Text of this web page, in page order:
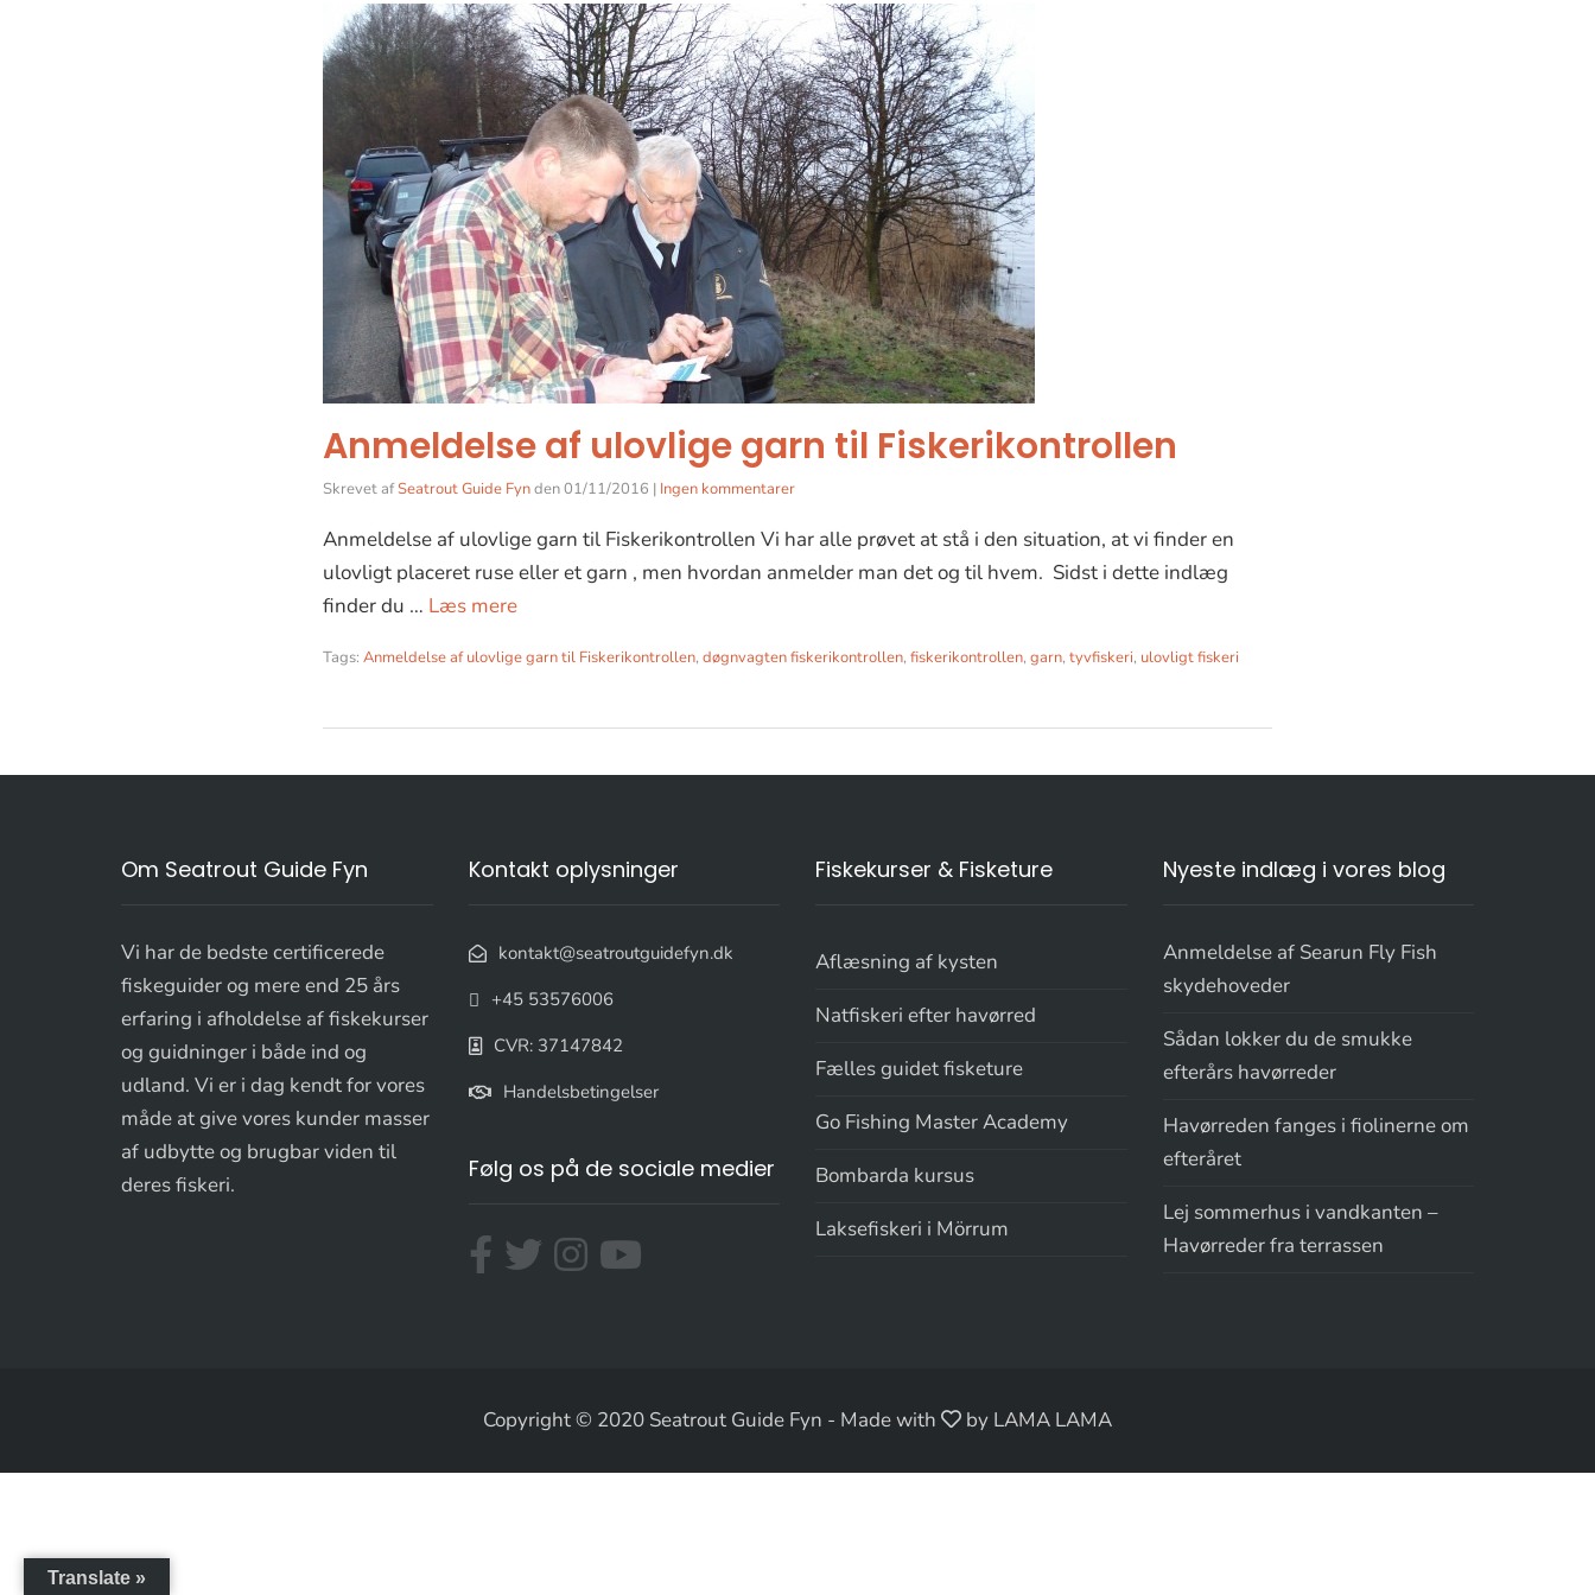
Anmeldelse af ulovlige garn til Fiskerikontrollen
Skrevet afSeatrout Guide Fynden01/11/2016 | Ingen kommentarer
Anmeldelse af ulovlige garn til Fiskerikontrollen Vi har alle prøvet at stå i den situation, at vi finder en
ulovligt placeret ruse eller et garn , men hvordan anmelder man det og til hvem. Sidst i dette indlæg
finder du … Læs mere
Tags: Anmeldelse af ulovlige garn til Fiskerikontrollen, døgnvagten fiskerikontrollen, fiskerikontrollen, garn, tyvfiskeri, ulovligt fiskeri
Om Seatrout Guide Fyn
Vi har de bedste certificerede
fiskeguider og mere end 25 års
erfaring i afholdelse af fiskekurser
og guidninger i både ind og
udland. Vi er i dag kendt for vores
måde at give vores kunder masser
af udbytte og brugbar viden til
deres fiskeri.
Kontakt oplysninger
kontakt@seatroutguidefyn.dk
+45 53576006
CVR: 37147842
Handelsbetingelser
Følg os på de sociale medier
Fiskekurser & Fisketure
Aflæsning af kysten
Natfiskeri efter havørred
Fælles guidet fisketure
Go Fishing Master Academy
Bombarda kursus
Laksefiskeri i Mörrum
Nyeste indlæg i vores blog
Anmeldelse af Searun Fly Fish
skydehoveder
Sådan lokker du de smukke
efterårs havørreder
Havørreden fanges i fiolinerne om
efteråret
Lej sommerhus i vandkanten –
Havørreder fra terrassen
Copyright © 2020 Seatrout Guide Fyn - Made with by LAMA LAMA
Translate »